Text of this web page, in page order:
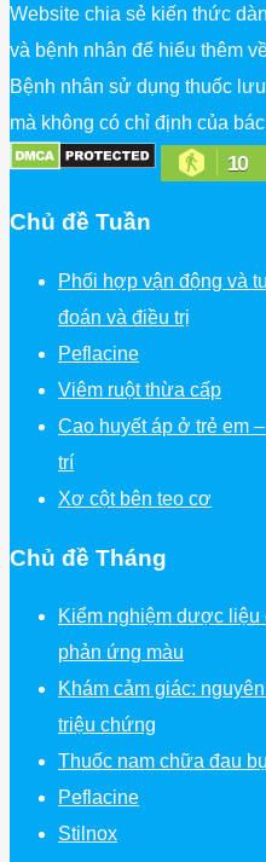
Website chia sẻ kiến thức
và bệnh nhân để hiểu thêm
Bệnh nhân sử dụng thuốc
mà không có chỉ định của
10
Chủ đề Tuần
Phối hợp vận động và
đoán và điều trị
Peflacine
Viêm ruột thừa cấp
Cao huyết áp ở trẻ em
trí
Xơ cột bên teo cơ
Chủ đề Tháng
Kiểm nghiệm dược
phản ứng màu
Khám cảm giác:
triệu chứng
Thuốc nam chữa đau
Peflacine
Stilnox